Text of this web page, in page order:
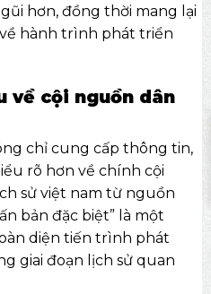
hơn, đồng thời mang lại
hành trình phát triển
về cội nguồn dân
chỉ cung cấp thông tin,
rõ hơn về chính cội
sử việt nam từ nguồn
bản đặc biệt” là một
diện tiến trình phát
giai đoạn lịch sử quan